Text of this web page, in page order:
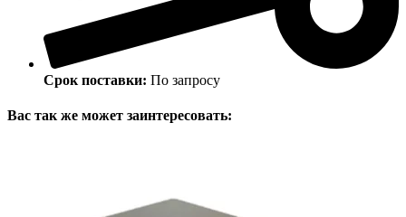
Срок поставки: По запросу
Вас так же может заинтересовать: